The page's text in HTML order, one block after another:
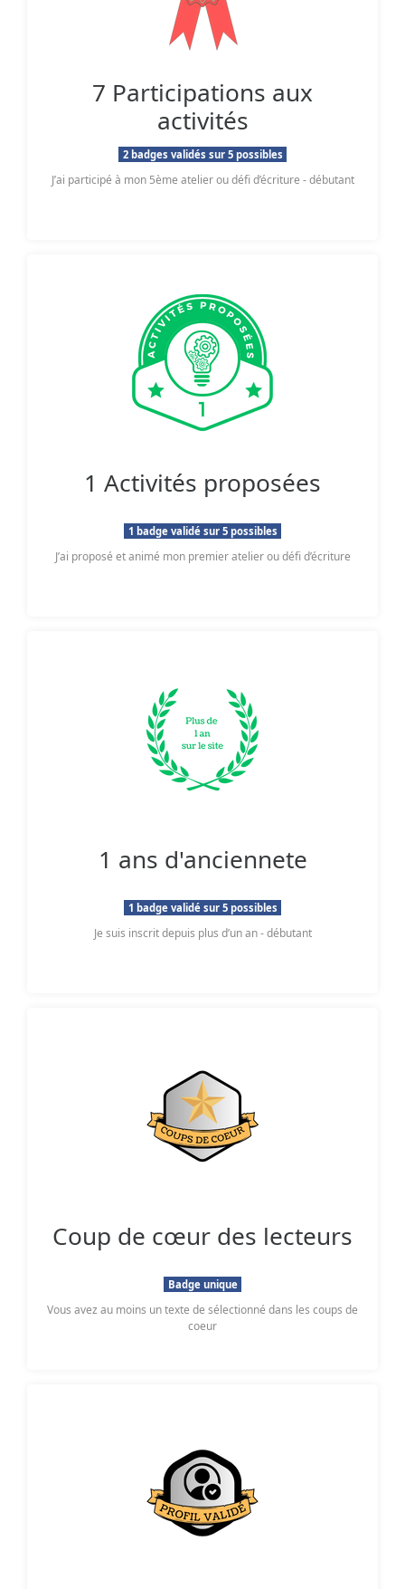
7 Participations aux
activités
2 badges validés sur 5 possibles
J’ai participé à mon 5ème atelier ou défi d’écriture - débutant
1 Activités proposées
1 badge validé sur 5 possibles
J’ai proposé et animé mon premier atelier ou défi d’écriture
1 ans d'anciennete
1 badge validé sur 5 possibles
Je suis inscrit depuis plus d’un an - débutant
Coup de cœur des lecteurs
Badge unique
Vous avez au moins un texte de sélectionné dans les coups de
coeur